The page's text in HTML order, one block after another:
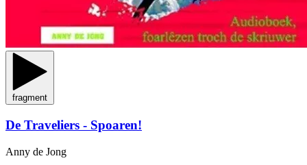
fragment
De Traveliers - Spoaren!
Anny de Jong